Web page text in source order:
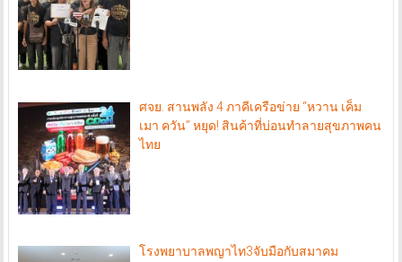
ศจย. สานพลัง 4 ภาคีเครือข่าย “หวาน เค็ม
เมา ควัน” หยุด! สินค้าที่บ่อนทำลายสุขภาพคน
ไทย
โรงพยาบาลพญาไท3จับมือกับสมาคม